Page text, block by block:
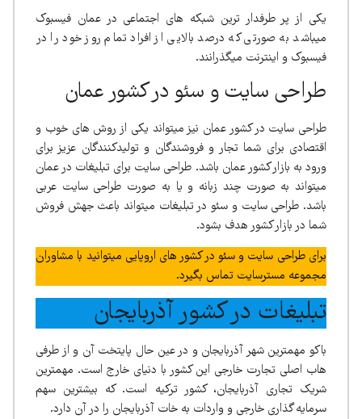
یکی از پر طرفدار ترین شبکه های اجتماعی در عمان فیسبوک
میباشد به صورتی که درصد بالایی از افراد تمام روز خود را در
فیسبوک و اینترنت میگذرانند.
طراحی سایت و سئو در کشور عمان
طراحی سایت در کشور عمان نیز میتواند یکی از روش های خوب و
اقتصادی برای شما تجار و فروشندگان و تولیدکنندگان عزیز برای
ورود به بازار کشور عمان باشد. طراحی سایت برای تبلیغات در عمان
میتواند به صورت چند زبانه و یا به صورت طراحی سایت عربی
باشد. طراحی سایت و سئو در تبلیغات میتواند باعث جهش فروش
شما در بازار کشور هدف بشود.
برای طراحی سایت و سئو در کشور های اروپایی میتوانید با مشاوران
مجموعه مسترسایت تماس بگیرد.
تبلیغات در کشور آذربایجان
باکو مهمترین شهر آذربایجان و در عین حال پایتخت آن و از طرفی
هاب اصلی تجارت خارجی این کشور با دنیای خارج است. مهمترین
شریک تجاری آذربایجان، کشور ترکیه است. که بیشترین سهم
سرمایه گذاری خارجی و واردات به خات آذربایجان را در آن دارد.